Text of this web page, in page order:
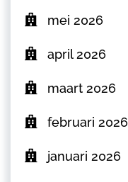
mei 2026
april 2026
maart 2026
februari 2026
januari 2026